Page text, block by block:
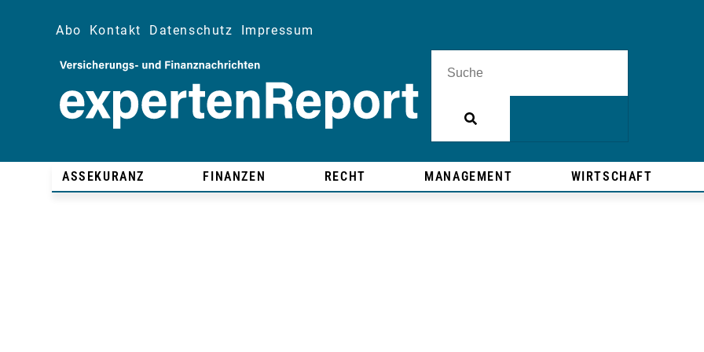
Abo Kontakt Datenschutz Impressum
ASSEKURANZ FINANZEN RECHT MANAGEMENT WIRTSCHAFT